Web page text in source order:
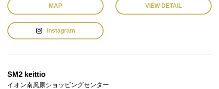
MAP VIEW DETAIL
Instagram
SM2 keittio
イオン南風原ショッピングセンター